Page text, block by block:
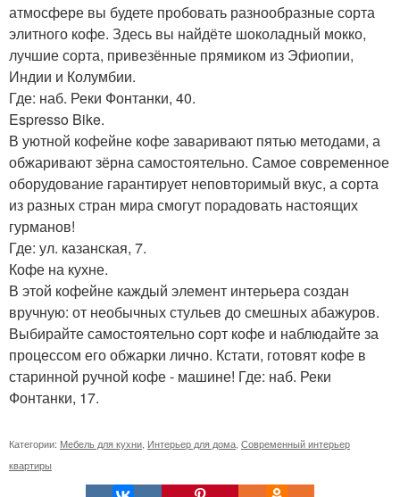
атмосфере вы будете пробовать разнообразные сорта
элитного кофе. Здесь вы найдёте шоколадный мокко,
лучшие сорта, привезённые прямиком из Эфиопии,
Индии и Колумбии.
Где: наб. Реки Фонтанки, 40.
Espresso Bike.
В уютной кофейне кофе заваривают пятью методами, а
обжаривают зёрна самостоятельно. Самое современное
оборудование гарантирует неповторимый вкус, а сорта
из разных стран мира смогут порадовать настоящих
гурманов!
Где: ул. казанская, 7.
Кофе на кухне.
В этой кофейне каждый элемент интерьера создан
вручную: от необычных стульев до смешных абажуров.
Выбирайте самостоятельно сорт кофе и наблюдайте за
процессом его обжарки лично. Кстати, готовят кофе в
старинной ручной кофе - машине! Где: наб. Реки
Фонтанки, 17.
Категории: Мебель для кухни, Интерьер для дома, Современный интерьер
квартиры